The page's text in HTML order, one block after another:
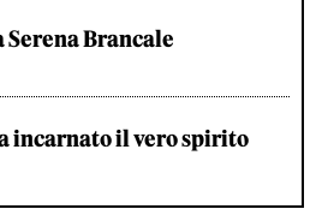
Brancale
incarnato il vero spirito